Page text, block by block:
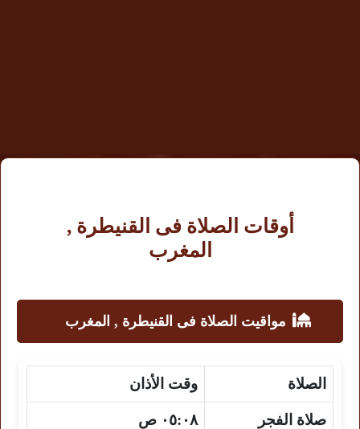
أوقات الصلاة فى القنيطرة ,
المغرب
مواقيت الصلاة فى القنيطرة , المغرب
الصلاة وقت الأذان
صلاة الفجر ٠٥:٠٨ ص